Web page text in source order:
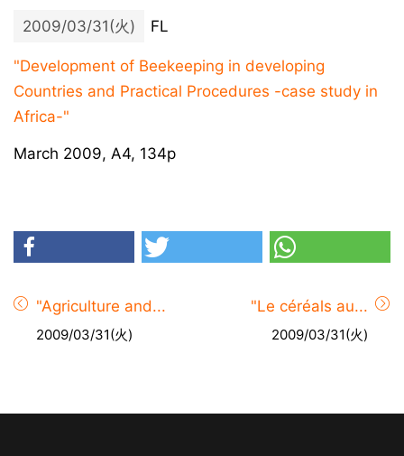
2009/03/31(火) FL
"Development of Beekeeping in developing
Countries and Practical Procedures -case study in
Africa-"
March 2009, A4, 134p
"Agriculture and...
2009/03/31(火)
"Le céréals au...
2009/03/31(火)